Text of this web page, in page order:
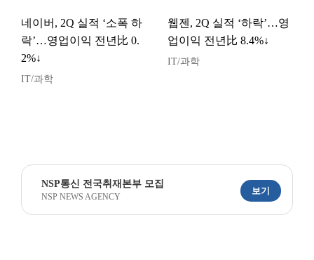
네이버, 2Q 실적 ‘소폭 하
락’…영업이익 전년比 0.
2%↓
IT/과학
웹젠, 2Q 실적 ‘하락’…영
업이익 전년比 8.4%↓
IT/과학
NSP통신 전국취재본부 모집
NSP NEWS AGENCY
보기